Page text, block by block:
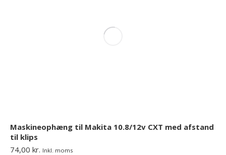
Maskineophæng til Makita 10.8/12v CXT med afstand
til klips
74,00 kr. Inkl. moms